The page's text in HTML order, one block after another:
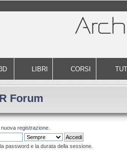
LIBRI CORSI
Forum
nuova registrazione.
password e la durata della sessione.